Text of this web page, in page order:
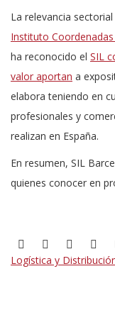
La relevancia
Instituto
ha reconocido el SIL
valor aportan a
elabora teniendo en
profesionales y
realizan en España.
En resumen, SIL
quienes conocer en
Logística y